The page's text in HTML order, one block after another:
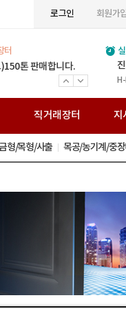
로그인 회원가입
터
고) 1990*750*200
톤 판매합니다. (
(
(
(
(
H
전
전
전
(
(
(
(
직거래장터 지
형/목형/사출 목공/농기계/중장